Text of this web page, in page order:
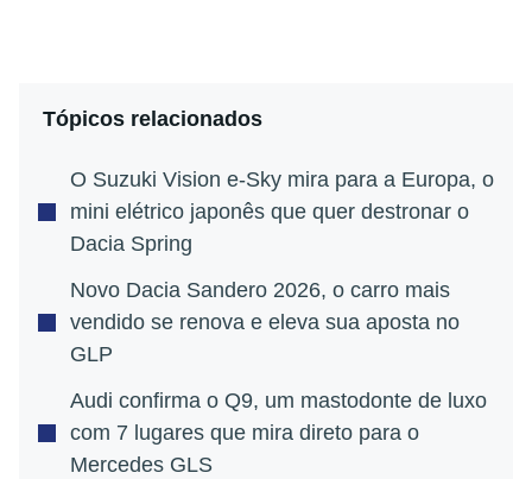
Tópicos relacionados
O Suzuki Vision e-Sky mira para a Europa, o
mini elétrico japonês que quer destronar o
Dacia Spring
Novo Dacia Sandero 2026, o carro mais
vendido se renova e eleva sua aposta no
GLP
Audi confirma o Q9, um mastodonte de luxo
com 7 lugares que mira direto para o
Mercedes GLS